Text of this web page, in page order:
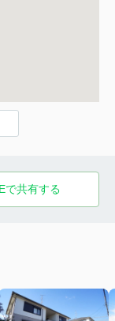
で共有する